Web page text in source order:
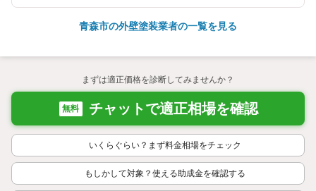
青森市の外壁塗装業者の一覧を見る
まずは適正価格を診断してみませんか？
無料 チャットで適正相場を確認
いくらぐらい？まず料金相場をチェック
もしかして対象？使える助成金を確認する